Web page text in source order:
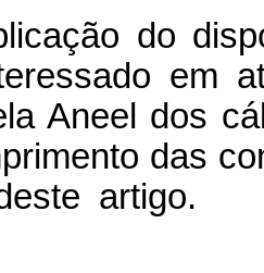
do
em
Aneel dos
das